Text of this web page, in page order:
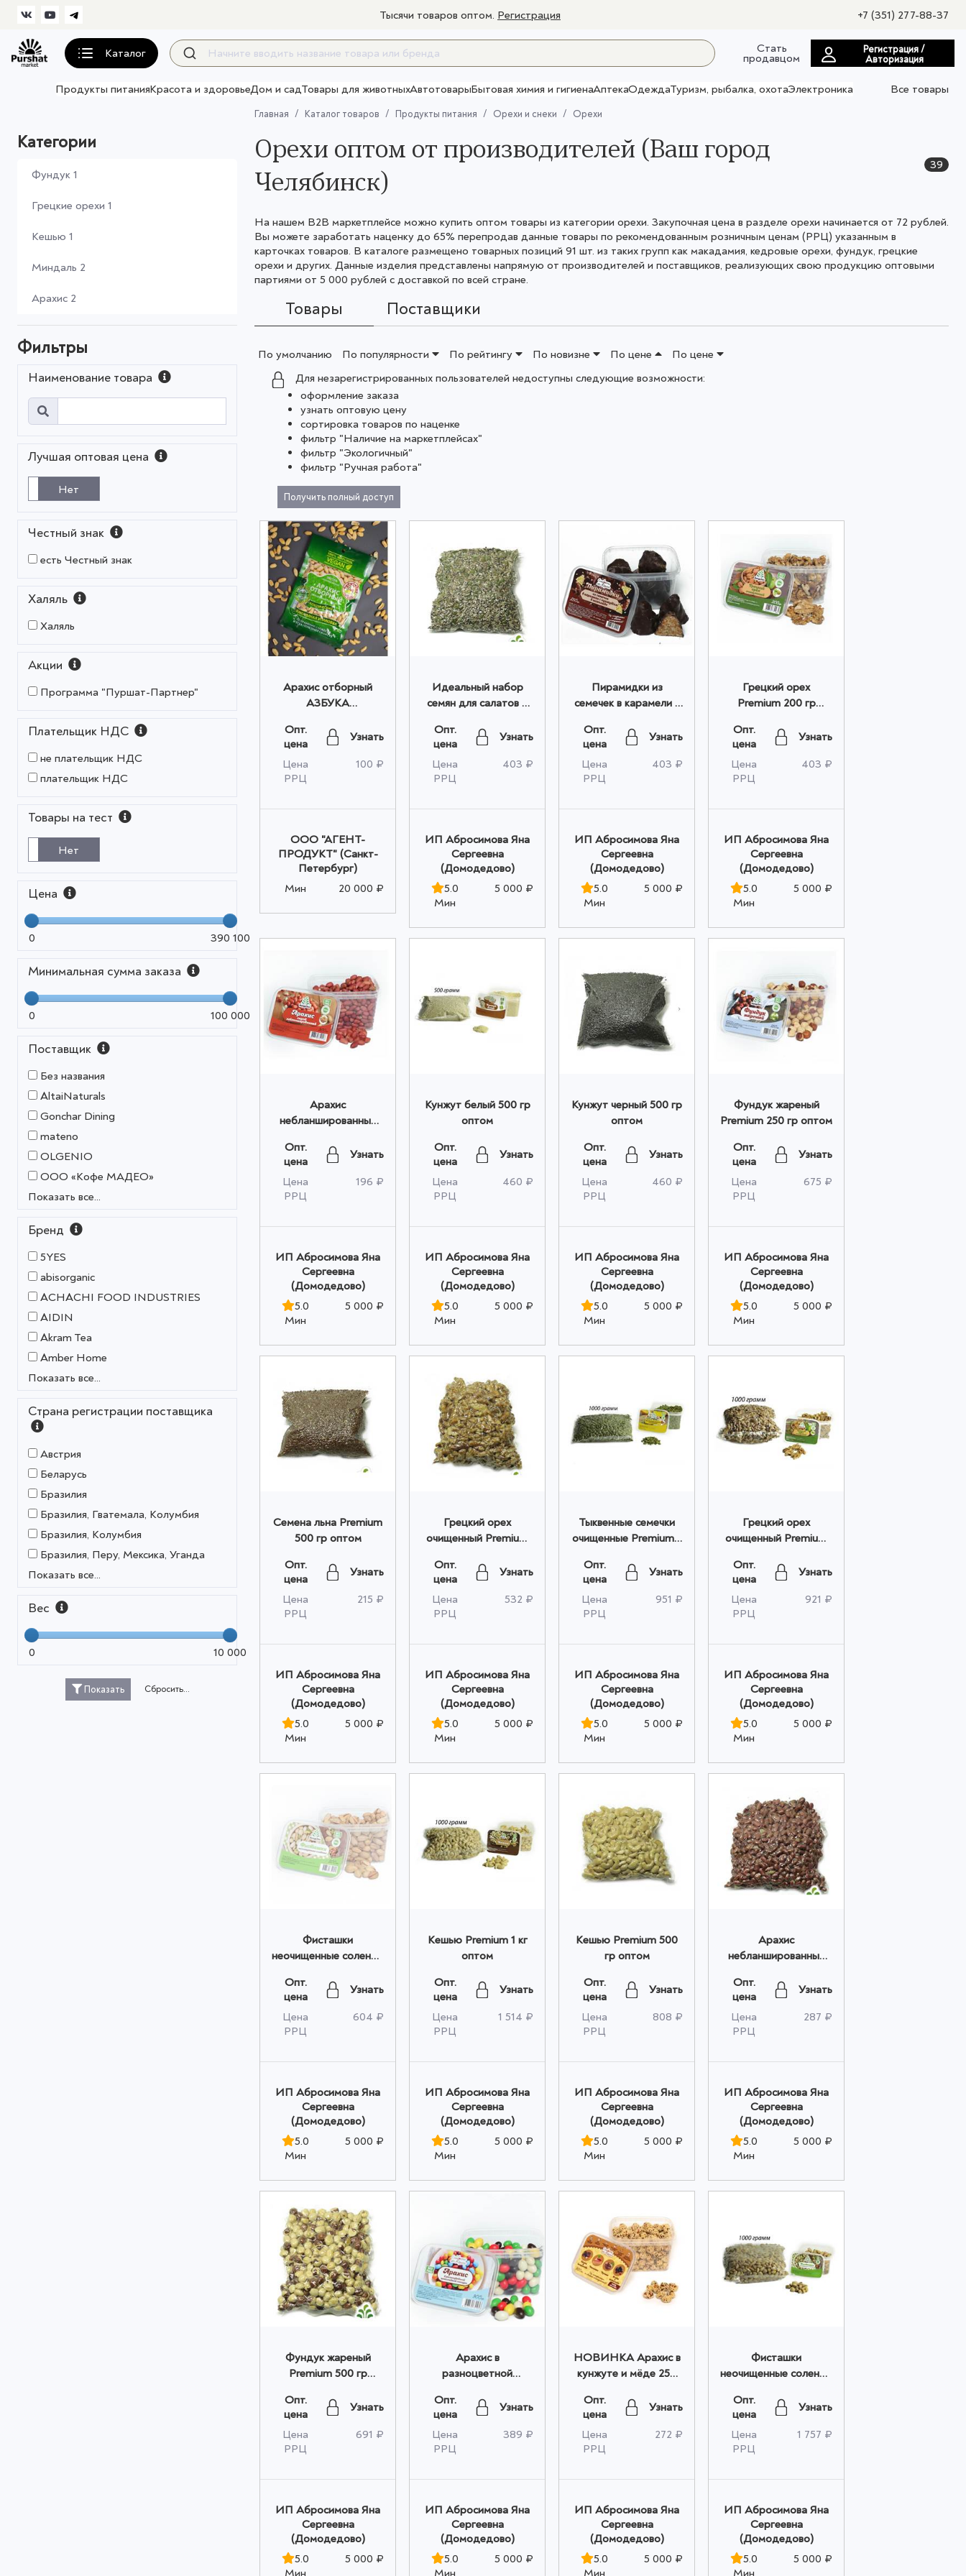
Тысячи товаров оптом. Регистрация +7 (351) 277-88-37
Каталог Стать
продавцом
Регистрация /
Авторизация
Продукты питанияКрасота и здоровьеДом и садТовары для животныхАвтотоварыБытовая химия и гигиенаАптекаОдеждаТуризм, рыбалка, охотаЭлектроника
Все товары
Главная Каталог товаров Продукты питания Орехи и снеки Орехи
Категории
Фундук 1
Грецкие орехи 1
Кешью 1
Миндаль 2
Арахис 2
Фильтры
Наименование товара
Лучшая оптовая цена
Нет
Честный знак
есть Честный знак
Халяль
Халяль
Акции
Программа "Пуршат-Партнер"
Плательщик НДС
не плательщик НДС
плательщик НДС
Товары на тест
Нет
Цена
0 390 100
Минимальная сумма заказа
0 100 000
Поставщик
Без названия
AltaiNaturals
Gonchar Dining
mateno
OLGENIO
OOO «Кофе МАДЕО»
Показать все...
Бренд
5YES
abisorganic
ACHACHI FOOD INDUSTRIES
AIDIN
Akram Tea
Amber Home
Показать все...
Страна регистрации поставщика
Австрия
Беларусь
Бразилия
Бразилия, Гватемала, Колумбия
Бразилия, Колумбия
Бразилия, Перу, Мексика, Уганда
Показать все...
Вес
0 10 000
Показать Сбросить...
Орехи оптом от производителей (Ваш город
Челябинск)
39
На нашем B2B маркетплейсе можно купить оптом товары из категории орехи. Закупочная цена в разделе орехи начинается от 72 рублей.
Вы можете заработать наценку до 65% перепродав данные товары по рекомендованным розничным ценам (РРЦ) указанным в
карточках товаров. В каталоге размещено товарных позиций 91 шт. из таких групп как макадамия, кедровые орехи, фундук, грецкие
орехи и других. Данные изделия представлены напрямую от производителей и поставщиков, реализующих свою продукцию оптовыми
партиями от 5 000 рублей с доставкой по всей стране.
Товары Поставщики
По умолчанию По популярности По рейтингу По новизне По цене
По цене
Для незарегистрированных пользователей недоступны следующие возможности:
оформление заказа
узнать оптовую цену
сортировка товаров по наценке
фильтр "Наличие на маркетплейсах"
фильтр "Экологичный"
фильтр "Ручная работа"
Получить полный доступ
Арахис отборный
АЗБУКА
классический 120г
оптом
Опт.
цена
Узнать
Цена
РРЦ
100 ₽
ООО "АГЕНТ-
ПРОДУКТ" (Санкт-
Петербург)
Мин
20 000 ₽
Идеальный набор
семян для салатов и
гр оптом
Опт.
цена
Узнать
Цена
РРЦ
403 ₽
ИП Абросимова Яна
Сергеевна
(Домодедово)
5.0
Мин
5 000 ₽
Пирамидки из
семечек в карамели с
250 гр оптом
Опт.
цена
Узнать
Цена
РРЦ
403 ₽
ИП Абросимова Яна
Сергеевна
(Домодедово)
5.0
Мин
5 000 ₽
Грецкий орех
Premium 200 гр
Опт.
цена
Узнать
Цена
РРЦ
403 ₽
ИП Абросимова Яна
Сергеевна
(Домодедово)
5.0
Мин
5 000 ₽
Арахис
небланшированный
оптом
Опт.
цена
Узнать
Цена
РРЦ
196 ₽
ИП Абросимова Яна
Сергеевна
(Домодедово)
5.0
Мин
5 000 ₽
Кунжут белый 500 гр
оптом
Опт.
цена
Узнать
Цена
РРЦ
460 ₽
ИП Абросимова Яна
Сергеевна
(Домодедово)
5.0
Мин
5 000 ₽
Кунжут черный 500 гр
оптом
Опт.
цена
Узнать
Цена
РРЦ
460 ₽
ИП Абросимова Яна
Сергеевна
(Домодедово)
5.0
Мин
5 000 ₽
Фундук жареный
Premium 250 гр оптом
Опт.
цена
Узнать
Цена
РРЦ
675 ₽
ИП Абросимова Яна
Сергеевна
(Домодедово)
5.0
Мин
5 000 ₽
Семена льна Premium
500 гр оптом
Опт.
цена
Узнать
Цена
РРЦ
215 ₽
ИП Абросимова Яна
Сергеевна
(Домодедово)
5.0
Мин
5 000 ₽
Грецкий орех
очищенный Premium
Опт.
цена
Узнать
Цена
РРЦ
532 ₽
ИП Абросимова Яна
Сергеевна
(Домодедово)
5.0
Мин
5 000 ₽
Тыквенные семечки
очищенные Premium 1
Опт.
цена
Узнать
Цена
РРЦ
951 ₽
ИП Абросимова Яна
Сергеевна
(Домодедово)
5.0
Мин
5 000 ₽
Грецкий орех
очищенный Premium
Опт.
цена
Узнать
Цена
РРЦ
921 ₽
ИП Абросимова Яна
Сергеевна
(Домодедово)
5.0
Мин
5 000 ₽
Фисташки
неочищенные соленые
оптом
Опт.
цена
Узнать
Цена
РРЦ
604 ₽
ИП Абросимова Яна
Сергеевна
(Домодедово)
5.0
Мин
5 000 ₽
Кешью Premium 1 кг
оптом
Опт.
цена
Узнать
Цена
РРЦ
1 514 ₽
ИП Абросимова Яна
Сергеевна
(Домодедово)
5.0
Мин
5 000 ₽
Кешью Premium 500
гр оптом
Опт.
цена
Узнать
Цена
РРЦ
808 ₽
ИП Абросимова Яна
Сергеевна
(Домодедово)
5.0
Мин
5 000 ₽
Арахис
небланшированный
оптом
Опт.
цена
Узнать
Цена
РРЦ
287 ₽
ИП Абросимова Яна
Сергеевна
(Домодедово)
5.0
Мин
5 000 ₽
Фундук жареный
Premium 500 гр
Опт.
цена
Узнать
Цена
РРЦ
691 ₽
ИП Абросимова Яна
Сергеевна
(Домодедово)
5.0
Мин
5 000 ₽
Арахис в
разноцветной
300 гр оптом
Опт.
цена
Узнать
Цена
РРЦ
389 ₽
ИП Абросимова Яна
Сергеевна
(Домодедово)
5.0
Мин
5 000 ₽
НОВИНКА Арахис в
кунжуте и мёде 250
Опт.
цена
Узнать
Цена
РРЦ
272 ₽
ИП Абросимова Яна
Сергеевна
(Домодедово)
5.0
Мин
5 000 ₽
Фисташки
неочищенные соленые
Опт.
цена
Узнать
Цена
РРЦ
1 757 ₽
ИП Абросимова Яна
Сергеевна
(Домодедово)
5.0
Мин
5 000 ₽